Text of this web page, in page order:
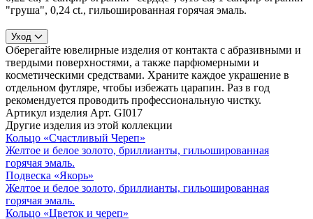
"груша", 0,24 ct., гильошированная горячая эмаль.
Уход
Оберегайте ювелирные изделия от контакта с абразивными и
твердыми поверхностями, а также парфюмерными и
косметическими средствами. Храните каждое украшение в
отдельном футляре, чтобы избежать царапин. Раз в год
рекомендуется проводить профессиональную чистку.
Артикул изделия Арт. GI017
Другие изделия из этой коллекции
Кольцо «Счастливый Череп»
Желтое и белое золото, бриллианты, гильошированная
горячая эмаль.
Подвеска «Якорь»
Желтое и белое золото, бриллианты, гильошированная
горячая эмаль.
Кольцо «Цветок и череп»